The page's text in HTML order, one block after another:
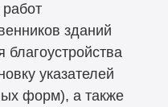
зданий
указателей
форм), а также